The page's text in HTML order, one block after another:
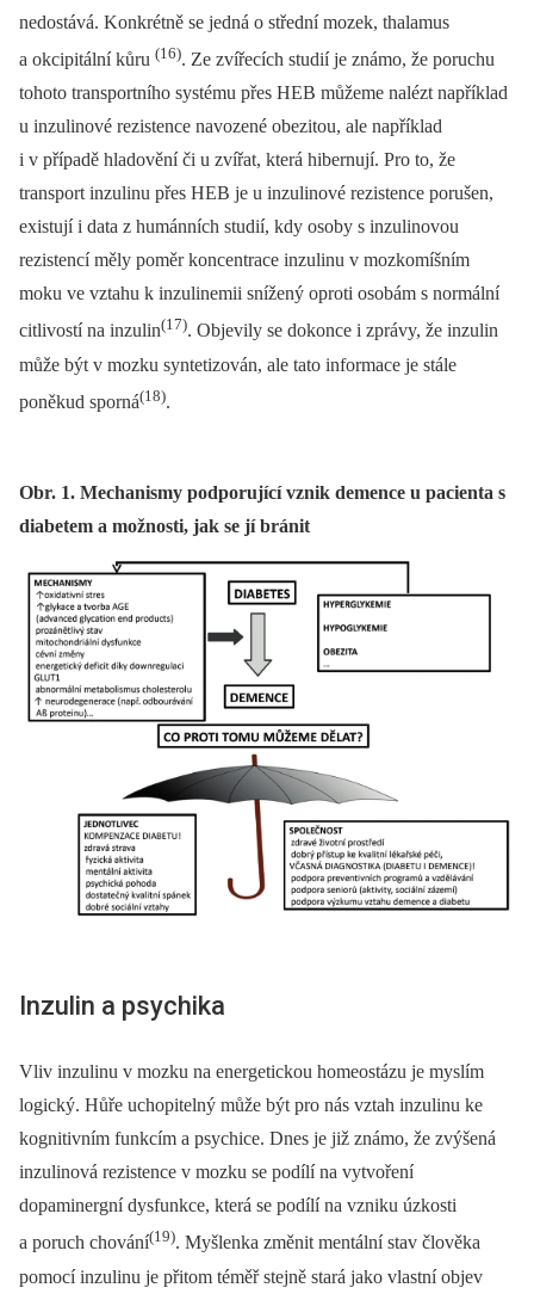
nedostává. Konkrétně se jedná o střední mozek, thalamus
a okcipitální kůru (16). Ze zvířecích studií je známo, že poruchu
tohoto transportního systému přes HEB můžeme nalézt například
u inzulinové rezistence navozené obezitou, ale například
i v případě hladovění či u zvířat, která hibernují. Pro to, že
transport inzulinu přes HEB je u inzulinové rezistence porušen,
existují i data z humánních studií, kdy osoby s inzulinovou
rezistencí měly poměr koncentrace inzulinu v mozkomíšním
moku ve vztahu k inzulinemii snížený oproti osobám s normální
citlivostí na inzulin(17). Objevily se dokonce i zprávy, že inzulin
může být v mozku syntetizován, ale tato informace je stále
poněkud sporná(18).
Obr. 1. Mechanismy podporující vznik demence u pacienta s
diabetem a možnosti, jak se jí bránit
Inzulin a psychika
Vliv inzulinu v mozku na energetickou homeostázu je myslím
logický. Hůře uchopitelný může být pro nás vztah inzulinu ke
kognitivním funkcím a psychice. Dnes je již známo, že zvýšená
inzulinová rezistence v mozku se podílí na vytvoření
dopaminergní dysfunkce, která se podílí na vzniku úzkosti
a poruch chování(19). Myšlenka změnit mentální stav člověka
pomocí inzulinu je přitom téměř stejně stará jako vlastní objev